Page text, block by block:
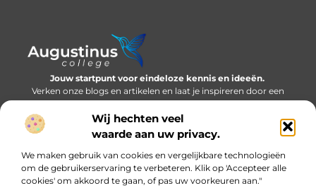
Wij hechten veel
waarde aan uw privacy.
We maken gebruik van cookies en vergelijkbare technologieën
om de gebruikerservaring te verbeteren. Klik op 'Accepteer alle
cookies' om akkoord te gaan, of pas uw voorkeuren aan."
Jouw startpunt voor eindeloze kennis en ideeën.
Verken onze blogs en artikelen en laat je inspireren door een
wereld vol inzichten.
Bericht categorie